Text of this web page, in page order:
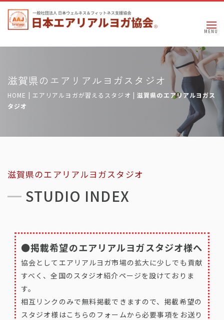
滋賀県のエアリアルヨガスタジオ
HOME | エアリアルヨガが習えるスタジオ |滋賀県のエアリアルヨガス
タジオ
滋賀県のエアリアルヨガスタジオ
STUDIO INDEX
●掲載希望のエアリアルヨガスタジオ様へ
協会としてエアリアルヨガ市場の拡大に少しでも貢献
すべく、全国のスタジオ紹介ページを設けておりま
す。
相互リンクのみで無料掲載できますので、掲載希望の
スタジオ様はこちらのフォームから必要事項をお送り